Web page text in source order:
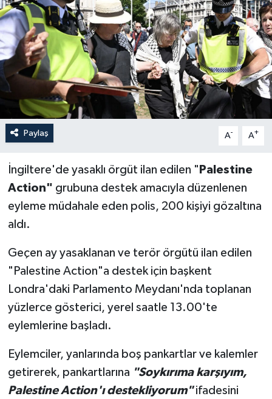
Paylaş A- A+
İngiltere'de yasaklı örgüt ilan edilen " Palestine
Action" grubuna destek amacıyla düzenlenen
eyleme müdahale eden polis, 200 kişiyi gözaltına
aldı.
Geçen ay yasaklanan ve terör örgütü ilan edilen
"Palestine Action"a destek için başkent
Londra'daki Parlamento Meydanı'nda toplanan
yüzlerce gösterici, yerel saatle 13.00'te
eylemlerine başladı.
Eylemciler, yanlarında boş pankartlar ve kalemler
getirerek, pankartlarına "Soykırıma karşıyım,
Palestine Action'ı destekliyorum"ifadesini